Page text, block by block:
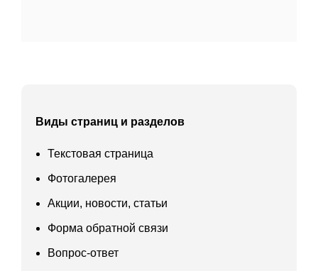
Виды страниц и разделов
Текстовая страница
Фотогалерея
Акции, новости, статьи
Форма обратной связи
Вопрос-ответ